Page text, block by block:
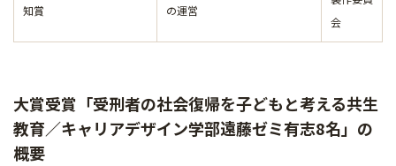
知賞 の運営
会
大賞受賞「受刑者の社会復帰を子どもと考える共生
教育／キャリアデザイン学部遠藤ゼミ有志8名」の
概要